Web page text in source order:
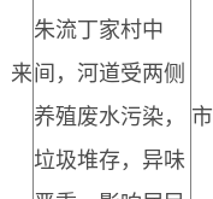
来
朱流丁家村中
间，河道受两侧
养殖废水污染，
垃圾堆存，异味
市